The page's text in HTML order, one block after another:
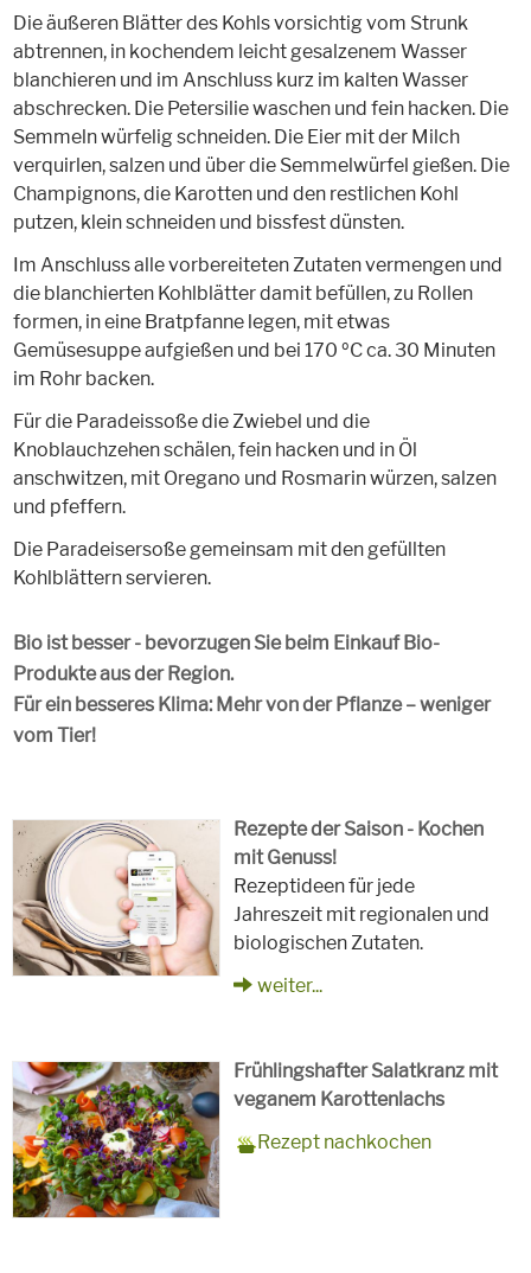
Die äußeren Blätter des Kohls vorsichtig vom Strunk
abtrennen, in kochendem leicht gesalzenem Wasser
blanchieren und im Anschluss kurz im kalten Wasser
abschrecken. Die Petersilie waschen und fein hacken. Die
Semmeln würfelig schneiden. Die Eier mit der Milch
verquirlen, salzen und über die Semmelwürfel gießen. Die
Champignons, die Karotten und den restlichen Kohl
putzen, klein schneiden und bissfest dünsten.
Im Anschluss alle vorbereiteten Zutaten vermengen und
die blanchierten Kohlblätter damit befüllen, zu Rollen
formen, in eine Bratpfanne legen, mit etwas
Gemüsesuppe aufgießen und bei 170 ºC ca. 30 Minuten
im Rohr backen.
Für die Paradeissoße die Zwiebel und die
Knoblauchzehen schälen, fein hacken und in Öl
anschwitzen, mit Oregano und Rosmarin würzen, salzen
und pfeffern.
Die Paradeisersoße gemeinsam mit den gefüllten
Kohlblättern servieren.
Bio ist besser - bevorzugen Sie beim Einkauf Bio-
Produkte aus der Region.
Für ein besseres Klima: Mehr von der Pflanze – weniger
vom Tier!
Rezepte der Saison - Kochen
mit Genuss!
Rezeptideen für jede
Jahreszeit mit regionalen und
biologischen Zutaten.
weiter...
Frühlingshafter Salatkranz mit
veganem Karottenlachs
für
Schlagworte
Beilagen, Hauptspeisen, Jause,
Rezept nachkochen